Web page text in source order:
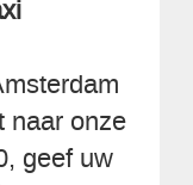
naar onze
geef uw